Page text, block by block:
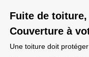
Fuite de toiture,
Couverture à
Une toiture doit